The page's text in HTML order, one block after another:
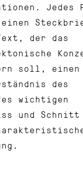
Jedes
der das
soll,
des
wichtigen
und Schnitt